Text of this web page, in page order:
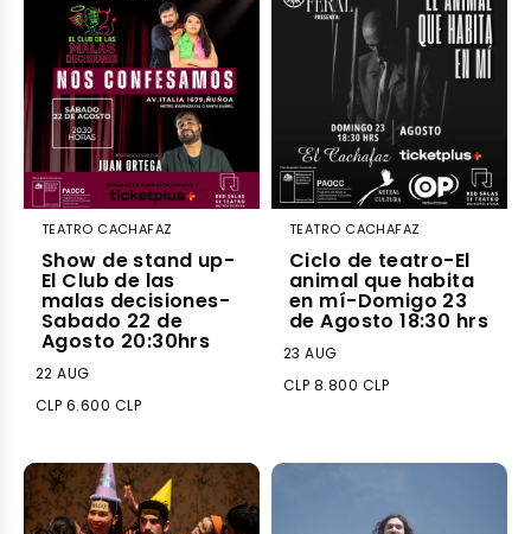
TEATRO CACHAFAZ
Show de stand up-
El Club de las
malas decisiones-
Sabado 22 de
Agosto 20:30hrs
22 AUG
CLP 6.600 CLP
TEATRO CACHAFAZ
Ciclo de teatro-El
animal que habita
en mí-Domigo 23
de Agosto 18:30 hrs
23 AUG
CLP 8.800 CLP